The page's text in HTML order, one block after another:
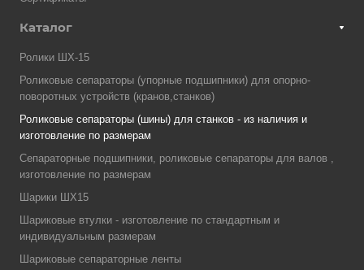
Каталог
Ролики ШХ-15
Роликовые сепараторы (упорные подшипники) для опорно-
поворотных устройств (кранов,станков)
Роликовые сепараторы (шины) для станков - из наличия и
изготовление по размерам
Сепараторные подшипники, роликовые сепараторы для валов ,
изготовление по размерам
Шарики ШХ15
Шариковые втулки - изготовление по стандартным и
индивидуальным размерам
Шариковые сепараторные ленты